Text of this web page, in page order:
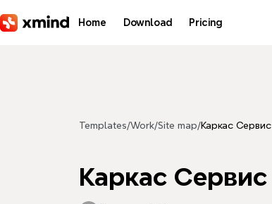
Home Download Pricing
Templates/Work/Site map/Каркас Сервис
Каркас Сервис